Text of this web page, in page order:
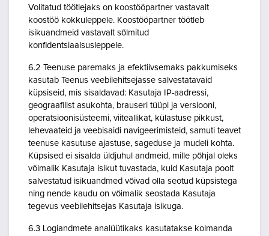
Volitatud töötlejaks on koostööpartner vastavalt
koostöö kokkuleppele. Koostööpartner töötleb
isikuandmeid vastavalt sõlmitud
konfidentsiaalsusleppele.
6.2 Teenuse paremaks ja efektiivsemaks pakkumiseks
kasutab Teenus veebilehitsejasse salvestatavaid
küpsiseid, mis sisaldavad: Kasutaja IP-aadressi,
geograafilist asukohta, brauseri tüüpi ja versiooni,
operatsioonisüsteemi, viiteallikat, külastuse pikkust,
lehevaateid ja veebisaidi navigeerimisteid, samuti teavet
teenuse kasutuse ajastuse, sageduse ja mudeli kohta.
Küpsised ei sisalda üldjuhul andmeid, mille põhjal oleks
võimalik Kasutaja isikut tuvastada, kuid Kasutaja poolt
salvestatud isikuandmed võivad olla seotud küpsistega
ning nende kaudu on võimalik seostada Kasutaja
tegevus veebilehitsejas Kasutaja isikuga.
6.3 Logiandmete analüütikaks kasutatakse kolmanda